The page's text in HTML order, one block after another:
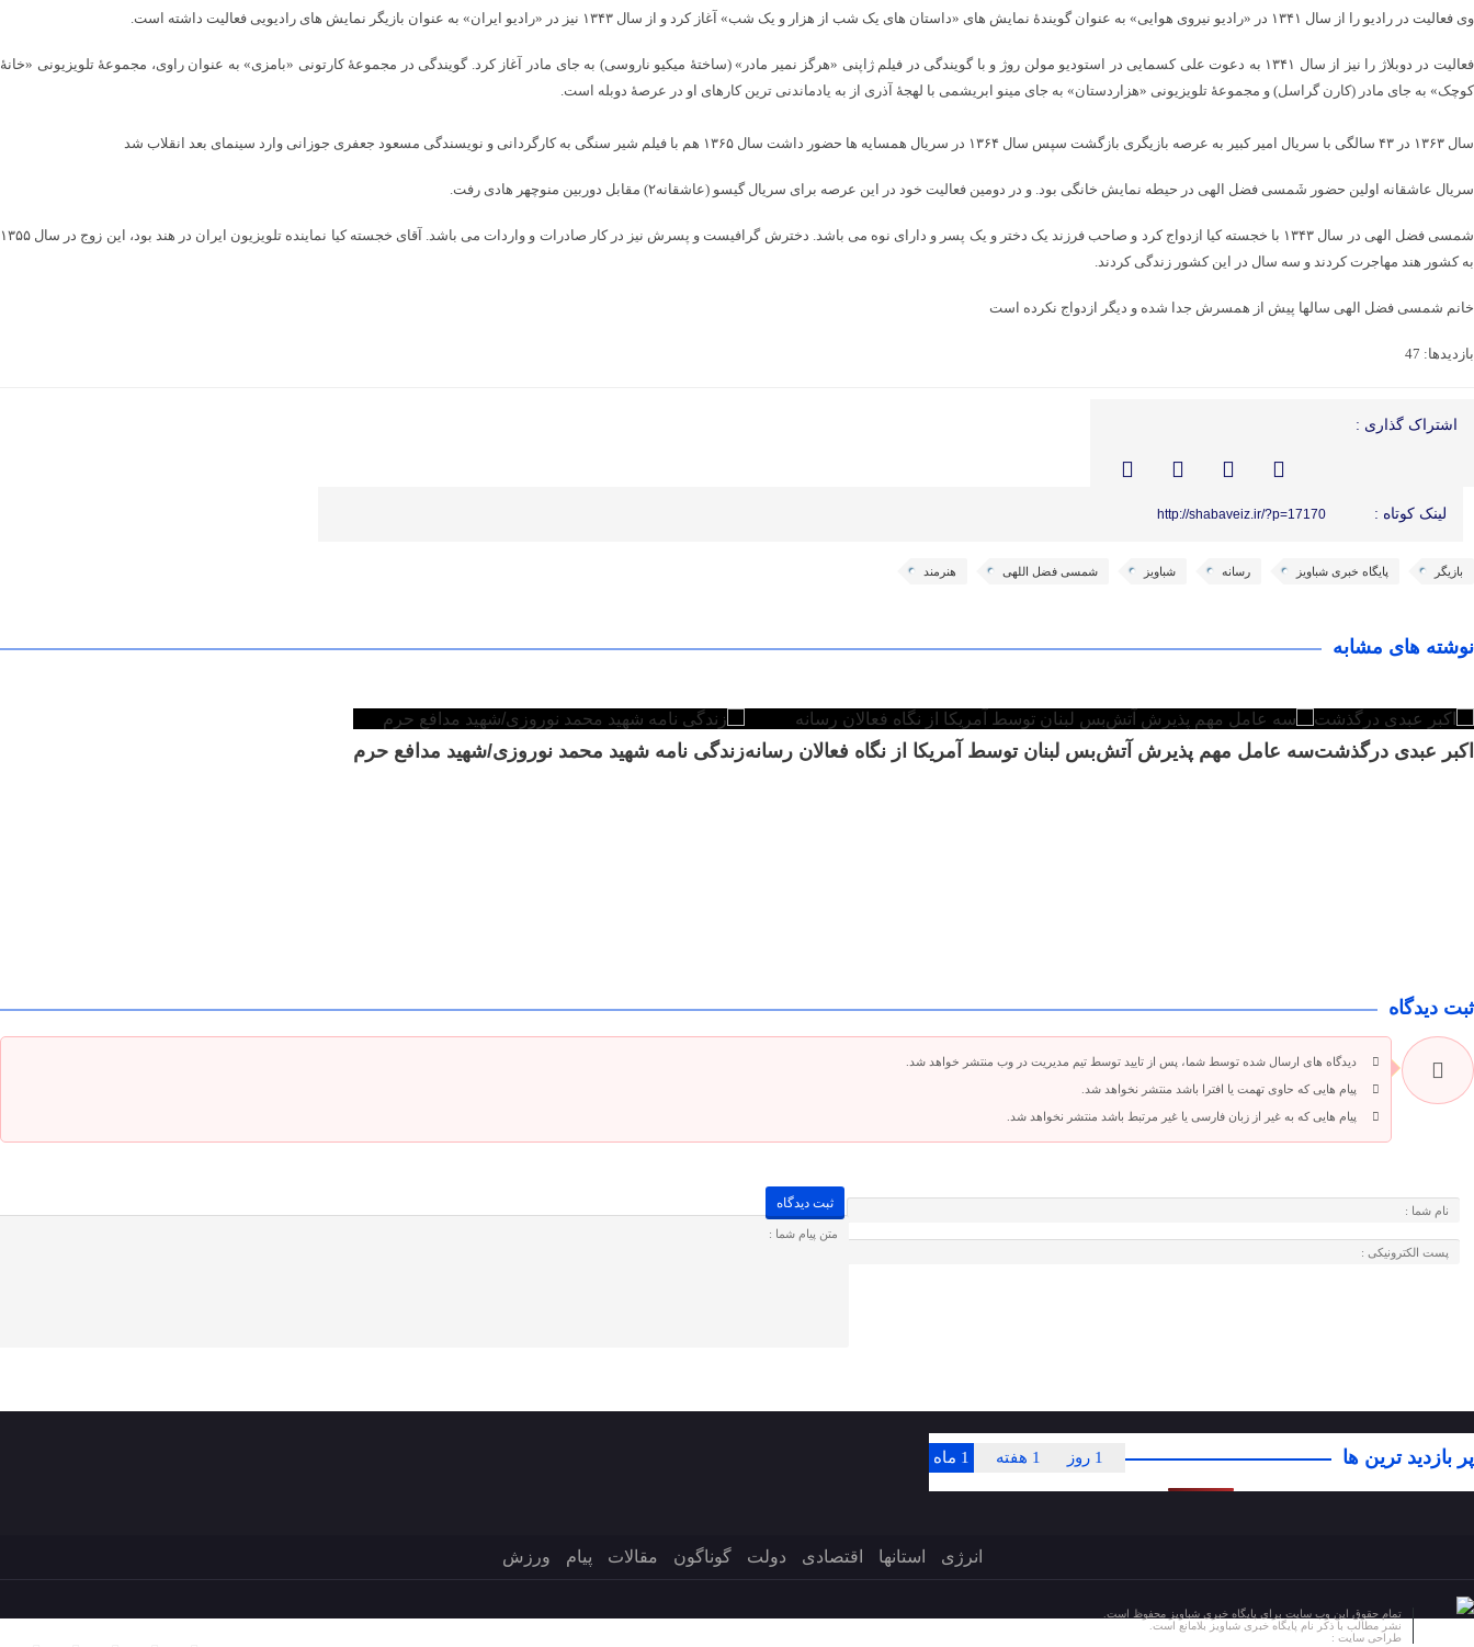
وی فعالیت در رادیو را از سال ۱۳۴۱ در «رادیو نیروی هوایی» به عنوان گویندهٔ نمایش های «داستان های یک شب از هزار و یک شب» آغاز کرد و از سال ۱۳۴۳ نیز در «رادیو ایران» به عنوان بازیگر نمایش های رادیویی فعالیت داشته است.
فعالیت در دوبلاژ را نیز از سال ۱۳۴۱ به دعوت علی کسمایی در استودیو مولن روژ و با گویندگی در فیلم ژاپنی «هرگز نمیر مادر» (ساختهٔ میکیو ناروسی) به جای مادر
آغاز کرد. گویندگی در مجموعهٔ کارتونی «بامزی» به عنوان راوی، مجموعهٔ تلویزیونی «خانهٔ
کوچک» به جای مادر (کارن گراسل) و مجموعهٔ تلویزیونی «هزاردستان» به جای مینو ابریشمی با لهجهٔ آذری از به یادماندنی ترین کارهای او در عرصهٔ دوبله است.
سال ۱۳۶۳ در ۴۳ سالگی با سریال امیر کبیر به عرصه بازیگری بازگشت سپس سال ۱۳۶۴ در سریال همسایه ها حضور داشت سال ۱۳۶۵ هم با فیلم شیر سنگی به کارگردانی و نویسندگی مسعود جعفری جوزانی وارد سینمای بعد انقلاب شد
سریال عاشقانه اولین حضور شَمسی فضل الهی در حیطه نمایش خانگی بود. و در دومین فعالیت خود در این عرصه برای سریال گیسو (عاشقانه۲) مقابل دوربین منوچهر هادی رفت.
شمسی فضل الهی در سال ۱۳۴۳ با خجسته کیا ازدواج کرد و صاحب فرزند یک دختر و یک پسر و دارای نوه می باشد. دخترش گرافیست و پسرش نیز در کار صادرات و واردات می باشد. آقای خجسته کیا نماینده تلویزیون ایران در هند بود، این زوج در سال ۱۳۵۵
به کشور هند مهاجرت کردند و سه سال در این کشور زندگی کردند.
خانم شمسی فضل الهی سالها پیش از همسرش جدا شده و دیگر ازدواج نکرده است
بازدیدها: 47
اشتراک گذاری :
لینک کوتاه : http://shabaveiz.ir/?p=17170
بازیگر پایگاه خبری شباویز رسانه شباویز شمسی فضل اللهی هنرمند
نوشته های مشابه
اکبر عبدی درگذشتسه عامل مهم پذیرش آتش‌بس لبنان توسط آمریکا از نگاه فعالان رسانهزندگی نامه شهید محمد نوروزی/شهید مدافع حرم
ثبت دیدگاه
دیدگاه های ارسال شده توسط شما، پس از تایید توسط تیم مدیریت در وب منتشر خواهد شد.
پیام هایی که حاوی تهمت یا افترا باشد منتشر نخواهد شد.
پیام هایی که به غیر از زبان فارسی یا غیر مرتبط باشد منتشر نخواهد شد.
پر بازدید ترین ها 1 ماه 1 هفته 1 روز
انرژی استانها اقتصادی دولت گوناگون مقالات پیام ورزش
تمام حقوق این وب سایت برای پایگاه خبری شباویز محفوظ است.
نشر مطالب با ذکر نام پایگاه خبری شباویز بلامانع است.
طراحی سایت :